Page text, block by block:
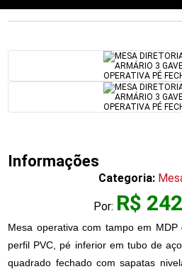
Informações
Categoria:
Por: R$
Mesa operativa com tampo em
perfil PVC, pé inferior em tubo de
quadrado fechado com sapatas